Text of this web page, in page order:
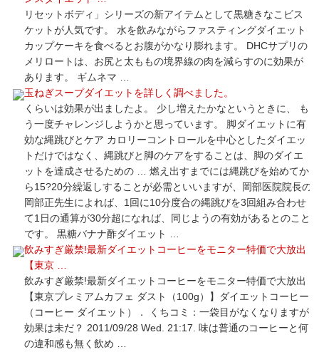
リセットボディ」シリーズの新アイテムとして黒糖きなこビス
ケットが人気です。 水を飲みながらファスティングダイエット
カップケーキを食べるとお腹がかなり膨れます。 DHCサプリの
メリロートは、お尻と太ももの境界線の肉を減らすのに効果が
あります。 ギムネマ …
玉ねぎスープダイエットを詳しく調べました。
くらいは効果が出ましたよ。 少し増えたかなというときに、 も
う一度チャレンジしようかと思っています。 脚ダイエットに有
効な縄跳びとケア カロリーコントロールを中心としたダイエッ
トだけではなく、縄跳びと脚のケアをすることは、脚のダイエ
ットを達成させるための … 燃え出すまでには縄跳びを始めてか
ら15?20分繰返しすることが必需といいますが、岡部医院院長の
岡部正先生によれば、1回に10分度合の縄跳びを3回組み合わせ
て1日の通算が30分超になれば、同じようの有効があるとのこと
です。 黒糖バナナ酢ダイエット …
飲みすぎ厳禁!最新ダイエットコーヒーをモニター特価で大放出
【東京 …
飲みすぎ厳禁!最新ダイエットコーヒーをモニター特価で大放出
【東京プレミアムカフェ ダスト（100g）】ダイエットコーヒー
（コーヒー ダイエット）． くちコミ：一袋目がなくなりますが
効果は未だ？ 2011/09/28 Wed. 21:17. 味は普通のコーヒーと何
の違和感も無く飲め …